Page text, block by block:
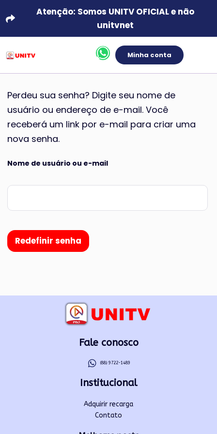
Atenção: Somos UNITV OFICIAL e não
unitvnet
Minha conta
Perdeu sua senha? Digite seu nome de
usuário ou endereço de e-mail. Você
receberá um link por e-mail para criar uma
nova senha.
Nome de usuário ou e-mail
Redefinir senha
Fale conosco
(88) 9722-1489
Institucional
Adquirir recarga
Contato